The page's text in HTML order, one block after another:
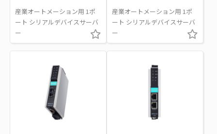
産業オートメーション用 1ポ
ート シリアルデバイスサーバ
ー
産業オートメーション用 1ポ
ート シリアルデバイスサーバ
ー